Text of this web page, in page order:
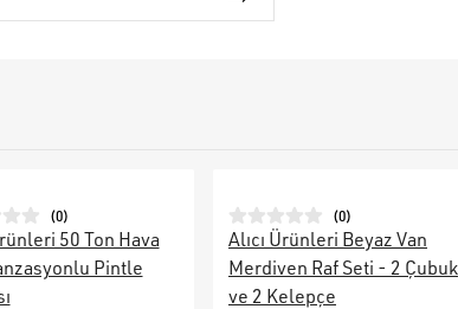
(0)
50 Ton Hava
Pintle
(0)
Alıcı Ürünleri Beyaz Van
Merdiven Raf Seti - 2 Çubuk
ve 2 Kelepçe